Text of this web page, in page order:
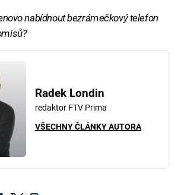
nabídnout bezrámečkový telefon
Radek Londin
redaktor FTV Prima
VŠECHNY ČLÁNKY AUTORA